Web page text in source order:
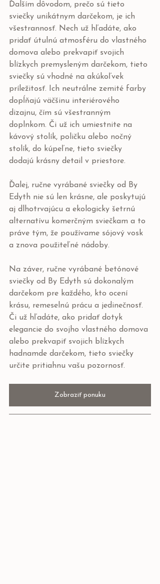
Ďalším dôvodom, prečo sú tieto
sviečky unikátnym darčekom, je ich
všestrannosť. Nech už hľadáte, ako
pridať útulnú atmosféru do vlastného
domova alebo prekvapiť svojich
blízkych premysleným darčekom, tieto
sviečky sú vhodné na akúkoľvek
príležitosť. Ich neutrálne zemité farby
dopĺňajú väčšinu interiérového
dizajnu, čím sú všestranným
doplnkom. Či už ich umiestnite na
kávový stolík, poličku alebo nočný
stolík, do kúpeľne, tieto sviečky
dodajú krásny detail v priestore.
Ďalej, ručne vyrábané sviečky od By
Edyth nie sú len krásne, ale poskytujú
aj dlhotrvajúcu a ekologicky šetrnú
alternatívu komerčným sviečkam a to
práve tým, že používame sójový vosk
a znova použiteľné nádoby.
Na záver, ručne vyrábané betónové
sviečky od By Edyth sú dokonalým
darčekom pre každého, kto ocení
krásu, remeselnú prácu a jedinečnosť.
Či už hľadáte, ako pridať dotyk
elegancie do svojho vlastného domova
alebo prekvapiť svojich blízkych
hadnamde darčekom, tieto sviečky
určite pritiahnu vašu pozornosť.
Zobraziť ponuku